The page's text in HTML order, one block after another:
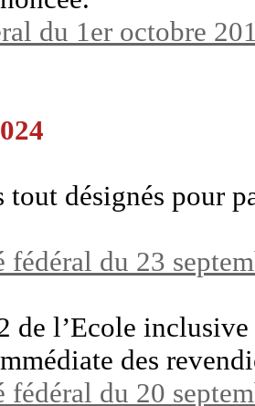
du 1er octobre
tout désignés pour
fédéral du 23
de l’Ecole
des
fédéral du 20